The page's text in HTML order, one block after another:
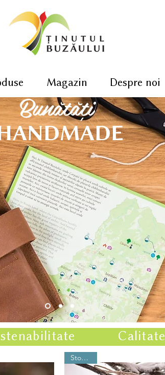
Magazin Despre noi
Bunătăți
Calitate
Stoc nou